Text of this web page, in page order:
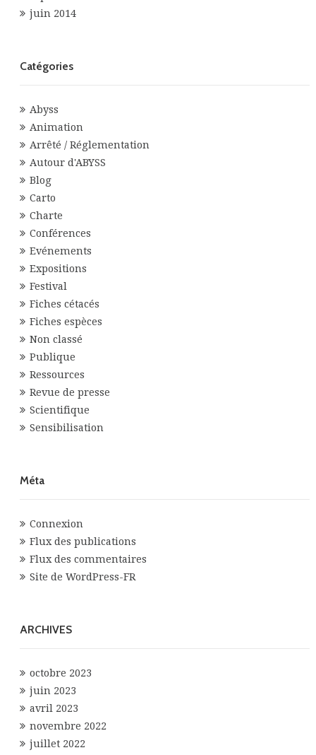
juin 2014
Catégories
Abyss
Animation
Arrêté / Réglementation
Autour d'ABYSS
Blog
Carto
Charte
Conférences
Evénements
Expositions
Festival
Fiches cétacés
Fiches espèces
Non classé
Publique
Ressources
Revue de presse
Scientifique
Sensibilisation
Méta
Connexion
Flux des publications
Flux des commentaires
Site de WordPress-FR
ARCHIVES
octobre 2023
juin 2023
avril 2023
novembre 2022
juillet 2022